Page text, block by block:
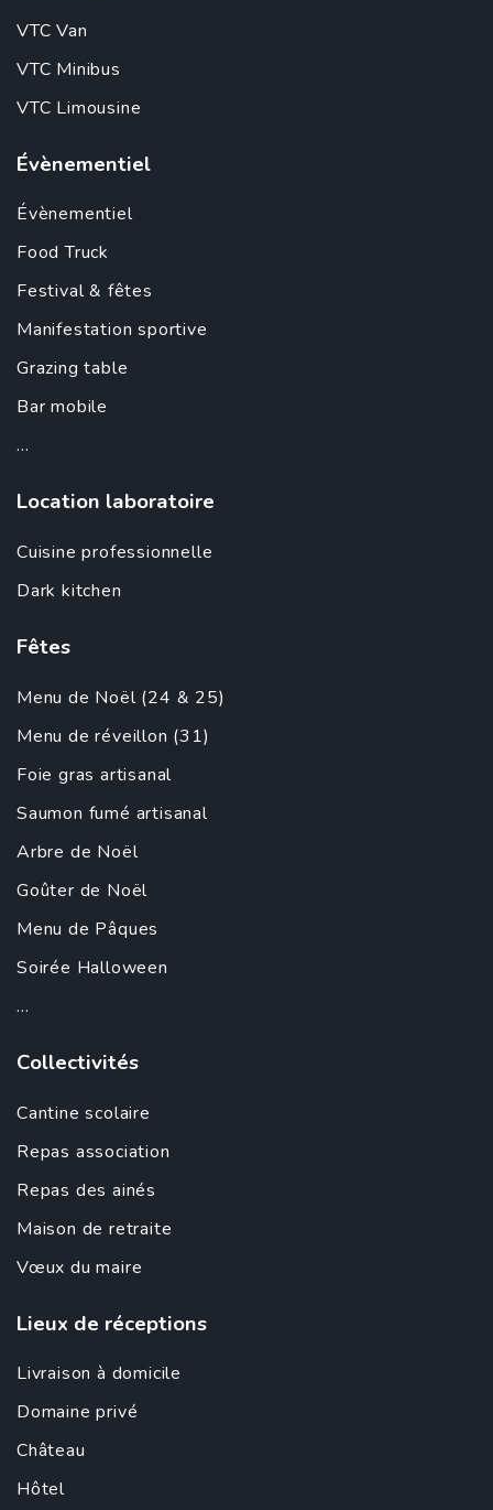
VTC Van
VTC Minibus
VTC Limousine
Évènementiel
Évènementiel
Food Truck
Festival & fêtes
Manifestation sportive
Grazing table
Bar mobile
...
Location laboratoire
Cuisine professionnelle
Dark kitchen
Fêtes
Menu de Noël (24 & 25)
Menu de réveillon (31)
Foie gras artisanal
Saumon fumé artisanal
Arbre de Noël
Goûter de Noël
Menu de Pâques
Soirée Halloween
...
Collectivités
Cantine scolaire
Repas association
Repas des ainés
Maison de retraite
Vœux du maire
Lieux de réceptions
Livraison à domicile
Domaine privé
Château
Hôtel